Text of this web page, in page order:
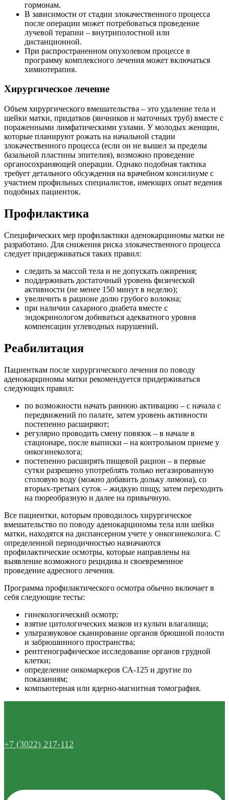
гормонам.
В зависимости от стадии злокачественного процесса
после операции может потребоваться проведение
лучевой терапии – внутриполостной или
дистанционной.
При распространенном опухолевом процессе в
программу комплексного лечения может включаться
химиотерапия.
Хирургическое лечение
Объем хирургического вмешательства – это удаление тела и
шейки матки, придатков (яичников и маточных труб) вместе с
пораженными лимфатическими узлами. У молодых женщин,
которые планируют рожать на начальной стадии
злокачественного процесса (если он не вышел за пределы
базальной пластины эпителия), возможно проведение
органосохраняющей операции. Однако подобная тактика
требует детального обсуждения на врачебном консилиуме с
участием профильных специалистов, имеющих опыт ведения
подобных пациенток.
Профилактика
Специфических мер профилактики аденокарциномы матки не
разработано. Для снижения риска злокачественного процесса
следует придерживаться таких правил:
следить за массой тела и не допускать ожирения;
поддерживать достаточный уровень физической
активности (не менее 150 минут в неделю);
увеличить в рационе долю грубого волокна;
при наличии сахарного диабета вместе с
эндокринологом добиваться адекватного уровня
компенсации углеводных нарушений.
Реабилитация
Пациенткам после хирургического лечения по поводу
аденокарциномы матки рекомендуется придерживаться
следующих правил:
по возможности начать раннюю активацию – с начала с
передвижений по палате, затем уровень активности
постепенно расширяют;
регулярно проводить смену повязок – в начале в
стационаре, после выписки – на контрольном приеме у
онкогинеколога;
постепенно расширять пищевой рацион – в первые
сутки разрешено употреблять только негазированную
столовую воду (можно добавить дольку лимона), со
вторых-третьих суток – жидкую пищу, затем переходить
на пюреобразную и далее на привычную.
Все пациентки, которым проводилось хирургическое
вмешательство по поводу аденокарциномы тела или шейки
матки, находятся на диспансерном учете у онкогинеколога. С
определенной периодичностью назначаются
профилактические осмотры, которые направлены на
выявление возможного рецидива и своевременное
проведение адресного лечения.
Программа профилактического осмотра обычно включает в
себя следующие тесты:
гинекологический осмотр;
взятие цитологических мазков из культи влагалища;
ультразвуковое сканирование органов брюшной полости
и забрюшинного пространства;
рентгенографическое исследование органов грудной
клетки;
определение онкомаркеров СА-125 и другие по
показаниям;
компьютерная или ядерно-магнитная томография.
+7 (3022) 217-112